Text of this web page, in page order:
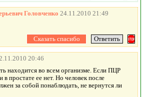
Головченко 24.11.2010 21:49
20:46
находится во всем организме. Если ПЦР
в простате ее нет. Но человек после
за собой понаблюдать, не вернутся ли